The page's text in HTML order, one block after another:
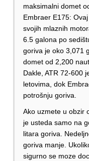
maksimalni domet
Embraer E175:
svojih mlaznih
6.5 galona po
goriva je oko 3,071
domet od 2,200
Dakle, ATR 72-600
letovima, dok
potrošnju goriva.
Ako uzmete u obzir
je usteda samo na
litara goriva.
goriva manje.
sigurno se moze